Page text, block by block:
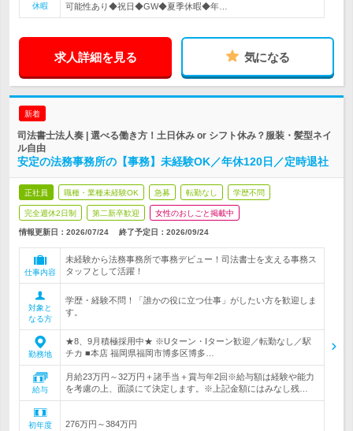
休暇
可能性あり◆祝日◆GW◆夏季休暇◆年…
求人詳細を見る 気になる
新着
司法書士法人奏 | 選べる働き方！土日休み or シフト休み？服装・髪型ネイ
ル自由
安定の法務事務所の【事務】未経験OK／年休120日／定時退社
正社員 職種・業種未経験OK 急募 転勤なし 学歴不問
完全週休2日制 第二新卒歓迎 女性のおしごと掲載中
情報更新日：2026/07/24 終了予定日： 2026/09/24
仕事内容
未経験から法務事務所で事務デビュー！司法書士を支える事務ス
タッフとして活躍！
対象と
なる方
学歴・経験不問！「誰かの役に立つ仕事」がしたい方を歓迎しま
す。
勤務地
★8、9月積極採用中★ ※Uターン・Iターン歓迎／転勤なし／駅
チカ ■本店 福岡県福岡市博多区博多…
給与
月給23万円～32万円＋諸手当＋賞与年2回※給与額は経験や能力
を考慮の上、面談にて決定します。※上記金額にはみなし残…
初年度
276万円～384万円